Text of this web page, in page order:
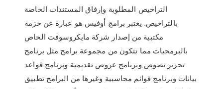
التراخيص المطلوبة وإرفاق المستندات الخاصة
بالتراخيص. يعتبر برامج أوفيس هو عبارة عن حزمة
مكتبية من إصدار شركة مايكروسوفت الخاص
بالبرمجيات مما تتكون من مجموعة برامج مثل برنامج
تحرير نصوص وبرنامج عروض تقديمية وبرنامج قواعد
بيانات وبرنامج قوائم محاسبية وغيرها من البرامج تطبيق